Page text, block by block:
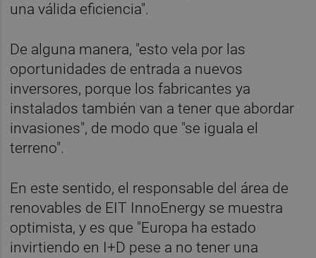
una válida eficiencia".
De alguna manera, "esto vela por las
oportunidades de entrada a nuevos
inversores, porque los fabricantes ya
instalados también van a tener que abordar
invasiones", de modo que "se iguala el
terreno".
En este sentido, el responsable del área de
renovables de EIT InnoEnergy se muestra
optimista, y es que "Europa ha estado
invirtiendo en I+D pese a no tener una